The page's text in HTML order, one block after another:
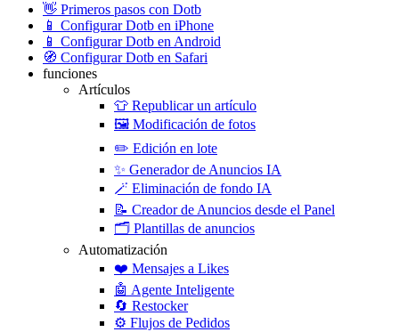
👋 Primeros pasos con Dotb
📱 Configurar Dotb en iPhone
📱 Configurar Dotb en Android
🧭 Configurar Dotb en Safari
funciones
Artículos
👕 Republicar un artículo
🖼️ Modificación de fotos
✏️ Edición en lote
✨ Generador de Anuncios IA
🪄 Eliminación de fondo IA
📝 Creador de Anuncios desde el Panel
🗂️ Plantillas de anuncios
Automatización
❤️ Mensajes a Likes
🤖 Agente Inteligente
🔄 Restocker
⚙️ Flujos de Pedidos